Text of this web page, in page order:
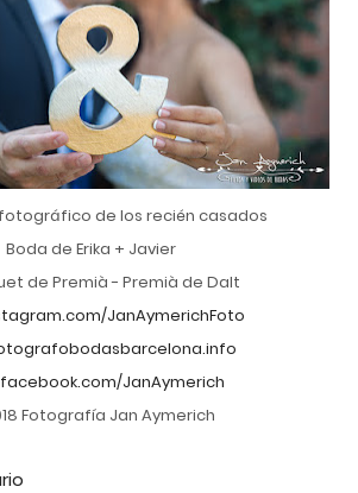
de los recién casados
Boda de Erika + Javier
de Premià - Premià de Dalt
JanAymerichFoto
JanAymerich
Fotografía Jan Aymerich